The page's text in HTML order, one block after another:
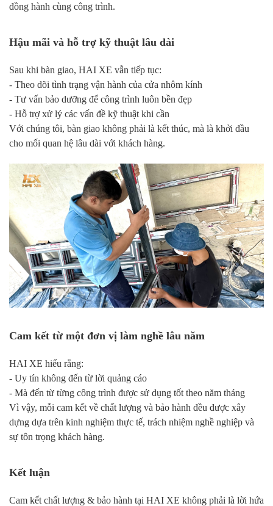
đồng hành cùng công trình.
Hậu mãi và hỗ trợ kỹ thuật lâu dài
Sau khi bàn giao, HAI XE vẫn tiếp tục:
- Theo dõi tình trạng vận hành của cửa nhôm kính
- Tư vấn bảo dưỡng để công trình luôn bền đẹp
- Hỗ trợ xử lý các vấn đề kỹ thuật khi cần
Với chúng tôi, bàn giao không phải là kết thúc, mà là khởi đầu
cho mối quan hệ lâu dài với khách hàng.
Cam kết từ một đơn vị làm nghề lâu năm
HAI XE hiểu rằng:
- Uy tín không đến từ lời quảng cáo
- Mà đến từ từng công trình được sử dụng tốt theo năm tháng
Vì vậy, mỗi cam kết về chất lượng và bảo hành đều được xây
dựng dựa trên kinh nghiệm thực tế, trách nhiệm nghề nghiệp và
sự tôn trọng khách hàng.
Kết luận
Cam kết chất lượng & bảo hành tại HAI XE không phải là lời hứa